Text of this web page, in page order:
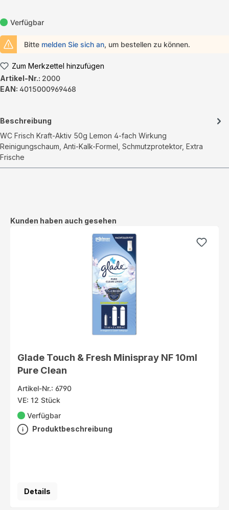
Verfügbar
Bitte melden Sie sich an, um bestellen zu können.
Zum Merkzettel hinzufügen
Artikel-Nr.: 2000
EAN: 4015000969468
Beschreibung
WC Frisch Kraft-Aktiv 50g Lemon 4-fach Wirkung
Reinigungschaum, Anti-Kalk-Formel, Schmutzprotektor, Extra
Frische
Produktgalerie überspringen
Kunden haben auch gesehen
Glade Touch & Fresh Minispray NF 10ml
Pure Clean
Artikel-Nr.: 6790
VE: 12 Stück
Verfügbar
Produktbeschreibung
Details